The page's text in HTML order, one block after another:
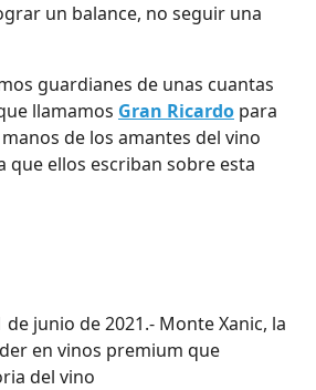
un balance, no seguir una
guardianes de unas cuantas
llamamos Gran Ricardo para
de los amantes del vino
que ellos escriban sobre esta
de junio de 2021.- Monte Xanic, la
en vinos premium que
del vino